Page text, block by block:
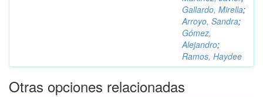
Gallardo, Mirella;
Arroyo, Sandra;
Gómez,
Alejandro;
Ramos, Haydee
Otras opciones relacionadas